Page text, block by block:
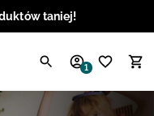
taniej!
1